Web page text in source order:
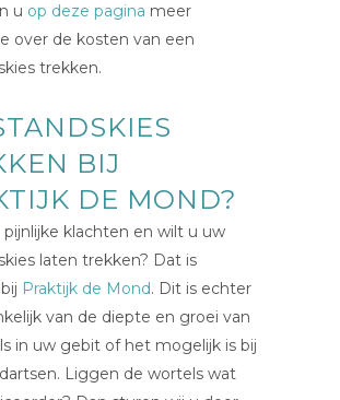
u op deze pagina meer
over de kosten van een
trekken.
BIJ
DE MOND?
pijnlijke klachten en wilt u uw
laten trekken? Dat is
Praktijk de Mond. Dit is echter
van de diepte en groei van
in uw gebit of het mogelijk is bij
Liggen de wortels wat